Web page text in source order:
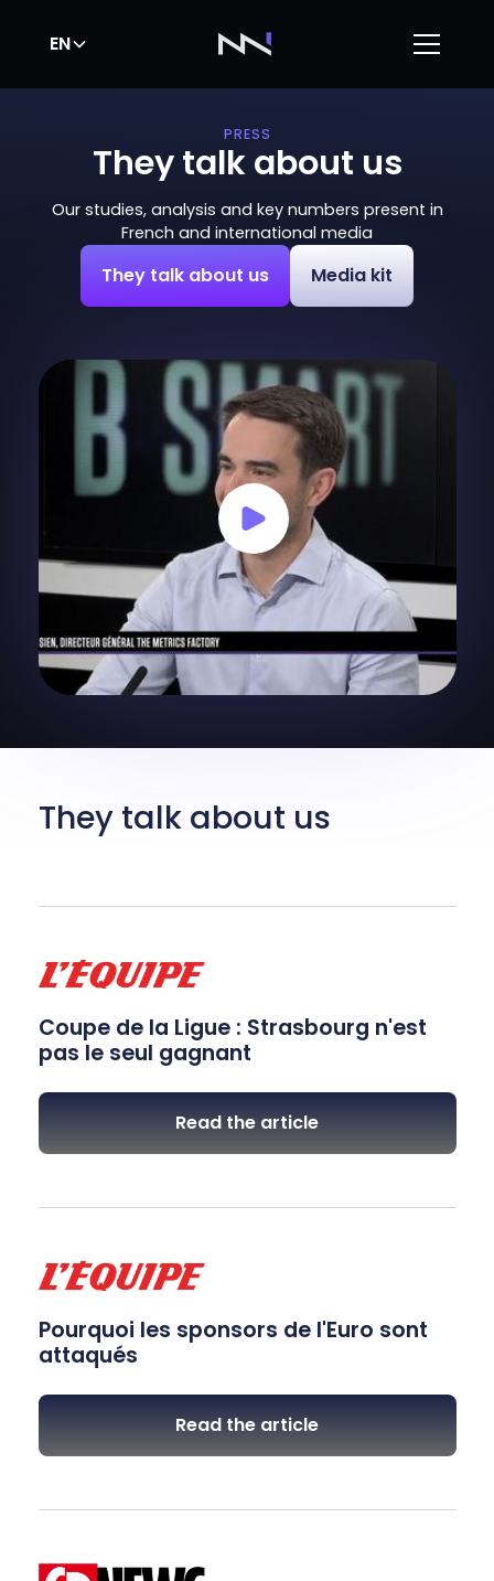
EN
PRESS
They talk about us
Our studies, analysis and key numbers present in
French and international media
They talk about us Media kit
They talk about us
Coupe de la Ligue : Strasbourg n'est
pas le seul gagnant
Read the article
Pourquoi les sponsors de l'Euro sont
attaqués
Read the article